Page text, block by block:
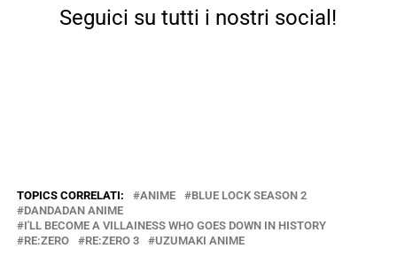
Seguici su tutti i nostri social!
TOPICS CORRELATI: ANIME
BLUE LOCK SEASON 2
DANDADAN ANIME
I'LL BECOME A VILLAINESS WHO GOES DOWN IN HISTORY
RE:ZERO
RE:ZERO 3 UZUMAKI ANIME